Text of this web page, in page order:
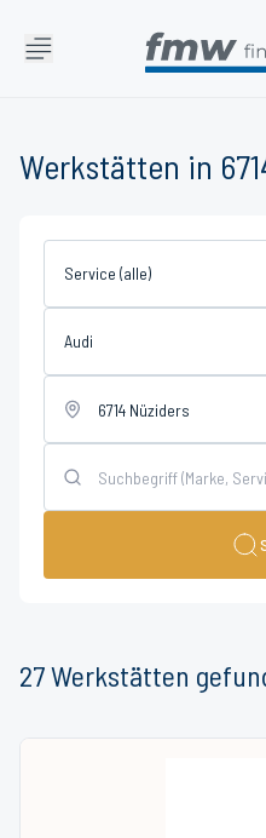
Werkstätten in
Service (alle)
Audi
27Werkstätten